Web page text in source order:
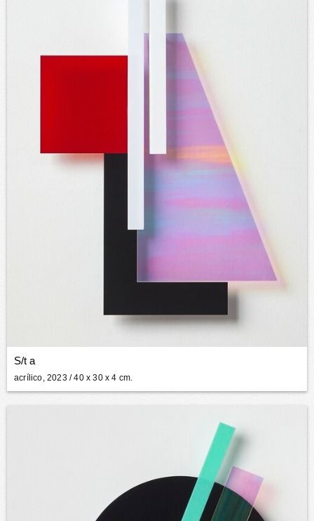
S/t a
acrílico, 2023 / 40 x 30 x 4 cm.